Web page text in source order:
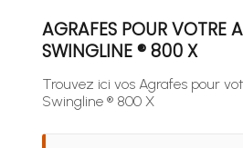
AGRAFES POUR VOTRE
SWINGLINE ® 800 X
Trouvez ici vos Agrafes pour
Swingline ® 800 X